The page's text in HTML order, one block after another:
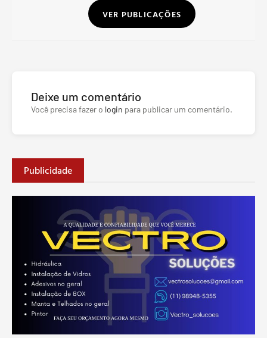
VER PUBLICAÇÕES
Deixe um comentário
Você precisa fazer o login para publicar um comentário.
Publicidade